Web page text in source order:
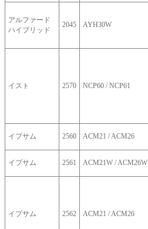
アルファード
ハイブリッド
2045 AYH30W
イスト 2570 NCP60 / NCP61
イプサム 2560 ACM21 / ACM26
イプサム 2561 ACM21W / ACM26W
イプサム 2562 ACM21 / ACM26